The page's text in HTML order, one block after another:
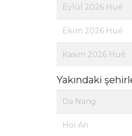
Eylül 2026 Hué
Ekim 2026 Hué
Kasım 2026 Hué
Yakındaki
Da Nang
Hoi An